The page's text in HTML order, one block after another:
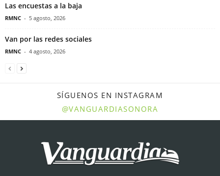
Las encuestas a la baja
RMNC - 5 agosto, 2026
Van por las redes sociales
RMNC - 4 agosto, 2026
SÍGUENOS EN INSTAGRAM
@VANGUARDIASONORA